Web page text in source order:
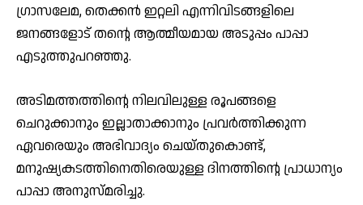
ഗ്രാസലേമ, തെക്കൻ ഇറ്റലി എന്നിവിടങ്ങളിലെ
ജനങ്ങളോട് തന്റെ ആത്മീയമായ അടുപ്പം പാപ്പാ
എടുത്തുപറഞ്ഞു.
അടിമത്തത്തിന്റെ നിലവിലുള്ള രൂപങ്ങളെ
ചെറുക്കാനും ഇല്ലാതാക്കാനും പ്രവർത്തിക്കുന്ന
ഏവരെയും അഭിവാദ്യം ചെയ്തുകൊണ്ട്,
മനുഷ്യകടത്തിനെതിരെയുള്ള ദിനത്തിന്റെ പ്രാധാന്യം
പാപ്പാ അനുസ്മരിച്ചു.